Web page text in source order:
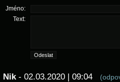
Jméno:
Text:
Nik - 02.03.2020 | 09:04